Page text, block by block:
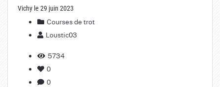
Vichy le 29 juin 2023
Courses de trot
Loustic03
5734
0
0